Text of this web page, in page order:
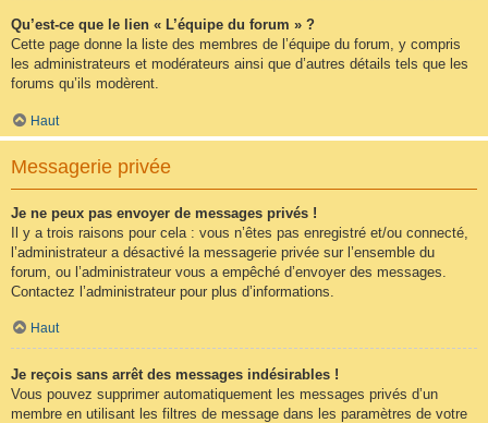
Qu’est-ce que le lien « L’équipe du forum » ?
Cette page donne la liste des membres de l’équipe du forum, y compris
les administrateurs et modérateurs ainsi que d’autres détails tels que les
forums qu’ils modèrent.
Haut
Messagerie privée
Je ne peux pas envoyer de messages privés !
Il y a trois raisons pour cela : vous n’êtes pas enregistré et/ou connecté,
l’administrateur a désactivé la messagerie privée sur l’ensemble du
forum, ou l’administrateur vous a empêché d’envoyer des messages.
Contactez l’administrateur pour plus d’informations.
Haut
Je reçois sans arrêt des messages indésirables !
Vous pouvez supprimer automatiquement les messages privés d’un
membre en utilisant les filtres de message dans les paramètres de votre